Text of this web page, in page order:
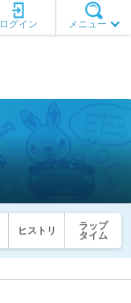
メニュー
ログイン
ヒストリ
ラップ
タイム